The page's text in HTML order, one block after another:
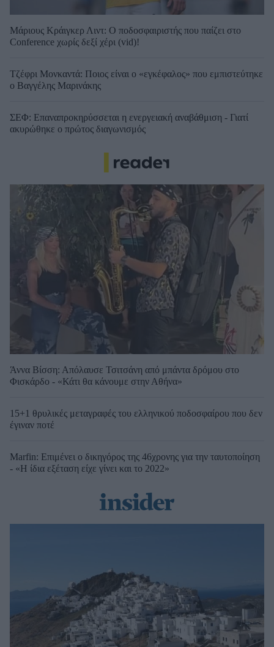
Μάριους Κράιγκερ Λιντ: Ο ποδοσφαιριστής που παίζει στο
Conference χωρίς δεξί χέρι (vid)!
Τζέφρι Μονκαντά: Ποιος είναι ο «εγκέφαλος» που εμπιστεύτηκε
ο Βαγγέλης Μαρινάκης
ΣΕΦ: Επαναπροκηρύσσεται η ενεργειακή αναβάθμιση - Γιατί
ακυρώθηκε ο πρώτος διαγωνισμός
Άννα Βίσση: Απόλαυσε Τσιτσάνη από μπάντα δρόμου στο
Φισκάρδο - «Κάτι θα κάνουμε στην Αθήνα»
15+1 θρυλικές μεταγραφές του ελληνικού ποδοσφαίρου που δεν
έγιναν ποτέ
Marfin: Επιμένει ο δικηγόρος της 46χρονης για την ταυτοποίηση
- «Η ίδια εξέταση είχε γίνει και το 2022»